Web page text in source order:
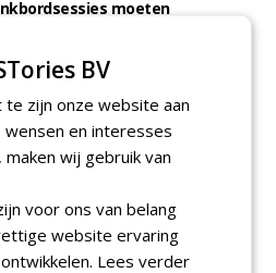
moeten
29 september 2026
Grasdag strijkt
in MAC³PARK Stadion
PEC Zwolle
the Date: Green Gala op
2 december
2 december 2026
BV
zijn onze website aan
wensen en interesses
wij gebruik van
voor ons van belang
website ervaring
Lees verder